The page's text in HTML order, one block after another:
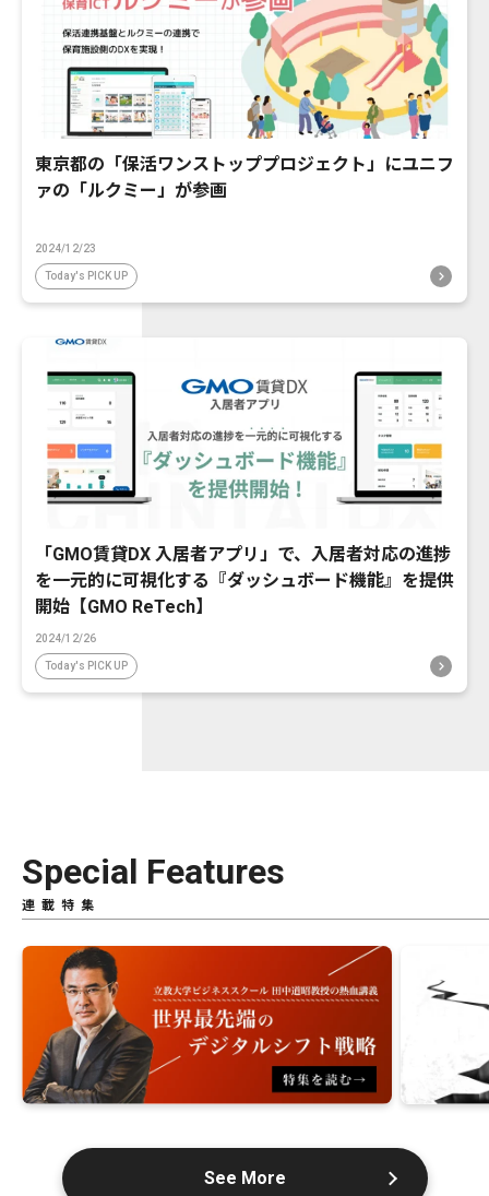
東京都の「保活ワンストッププロジェクト」にユニフ
ァの「ルクミー」が参画
2024/12/23
Today's PICK UP
「GMO賃貸DX 入居者アプリ」で、入居者対応の進捗
を一元的に可視化する『ダッシュボード機能』を提供
開始【GMO ReTech】
2024/12/26
Today's PICK UP
Special Features
連載特集
See More